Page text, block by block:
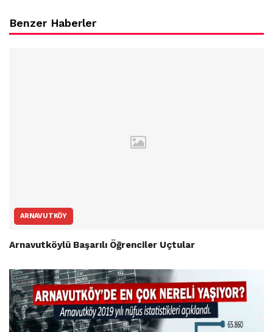
Benzer Haberler
ARNAVUTKÖY
Arnavutköylü Başarılı Öğrenciler Uçtular